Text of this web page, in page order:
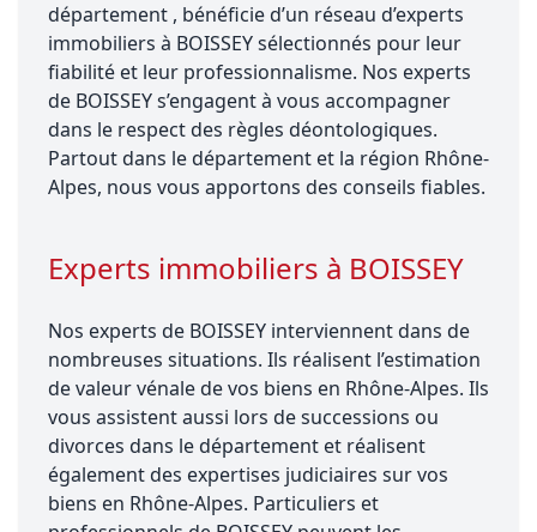
département , bénéficie d’un réseau d’experts
immobiliers à BOISSEY sélectionnés pour leur
fiabilité et leur professionnalisme. Nos experts
de BOISSEY s’engagent à vous accompagner
dans le respect des règles déontologiques.
Partout dans le département et la région Rhône-
Alpes, nous vous apportons des conseils fiables.
Experts immobiliers à BOISSEY
Nos experts de BOISSEY interviennent dans de
nombreuses situations. Ils réalisent l’estimation
de valeur vénale de vos biens en Rhône-Alpes. Ils
vous assistent aussi lors de successions ou
divorces dans le département et réalisent
également des expertises judiciaires sur vos
biens en Rhône-Alpes. Particuliers et